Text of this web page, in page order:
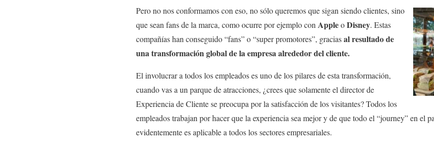
Pero no nos conformamos con eso, no sólo queremos que sigan siendo clientes, sino
que sean fans de la marca, como ocurre por ejemplo con AppleoDisney. Estas
compañías han conseguido “fans” o “super promotores”, graciasal resultado de
una transformación global de la empresa alrededor del cliente.
El involucrar a todos los empleados es uno de los pilares de esta transformación,
cuando vas a un parque de atracciones, ¿crees que solamente el director de
Experiencia de Cliente se preocupa por la satisfacción de los visitantes? Todos los
empleados trabajan por hacer que la experiencia sea mejor y de que todo el “journey” en el
evidentemente es aplicable a todos los sectores empresariales.